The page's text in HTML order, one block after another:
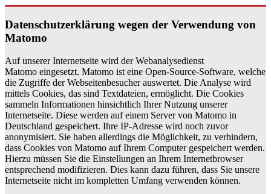
Da­ten­schutz­er­klä­rung wegen der Ver­wen­dung von
Ma­to­mo
Auf unserer Internetseite wird der Webanalysedienst
Matomo eingesetzt. Matomo ist eine Open-Source-Software, welche
die Zugriffe der Webseitenbesucher auswertet. Die Analyse wird
mittels Cookies, das sind Textdateien, ermöglicht. Die Cookies
sammeln Informationen hinsichtlich Ihrer Nutzung unserer
Internetseite. Diese werden auf einem Server von Matomo in
Deutschland gespeichert. Ihre IP-Adresse wird noch zuvor
anonymisiert. Sie haben allerdings die Möglichkeit, zu verhindern,
dass Cookies von Matomo auf Ihrem Computer gespeichert werden.
Hierzu müssen Sie die Einstellungen an Ihrem Internetbrowser
entsprechend modifizieren. Dies kann dazu führen, dass Sie unsere
Internetseite nicht im kompletten Umfang verwenden können.